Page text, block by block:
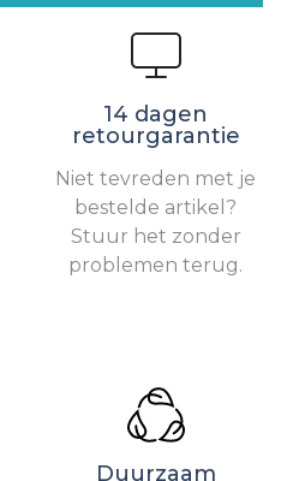
14 dagen
retourgarantie
Niet tevreden met je
bestelde artikel?
Stuur het zonder
problemen terug.
Duurzaam